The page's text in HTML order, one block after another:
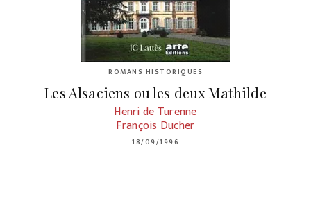
ROMANS HISTORIQUES
Les Alsaciens ou les deux Mathilde
Henri de Turenne
François Ducher
18/09/1996